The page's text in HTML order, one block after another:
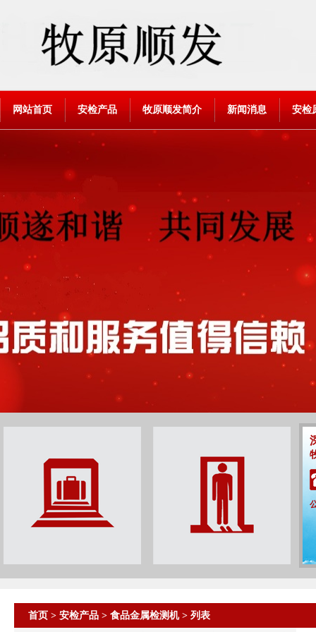
网站首页 安检产品 牧原顺发简介 新闻消息 安检
首页 > 安检产品 > 食品金属检测机> 列表